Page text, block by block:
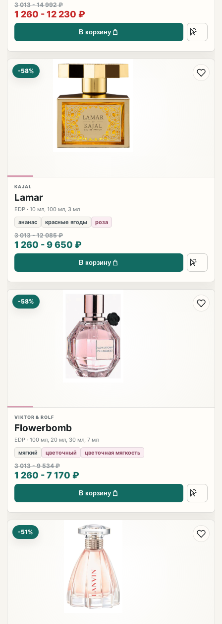
3 013 - 14 992 ₽
1 260 - 12 230 ₽
В корзину
-58%
KAJAL
Lamar
EDP · 10 мл, 100 мл, 3 мл
ананас
красные ягоды роза
3 013 - 12 085 ₽
1 260 - 9 650 ₽
В корзину
-58%
VIKTOR & ROLF
Flowerbomb
EDP · 100 мл, 20 мл, 30 мл, 7 мл
мягкий
цветочный цветочная мягкость
3 013 - 9 534 ₽
1 260 - 7 170 ₽
В корзину
-51%